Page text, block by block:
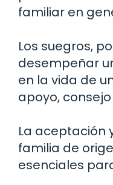
familiar en
Los suegros,
desempeñar
en la vida de
apoyo,
La aceptación
familia de
esenciales